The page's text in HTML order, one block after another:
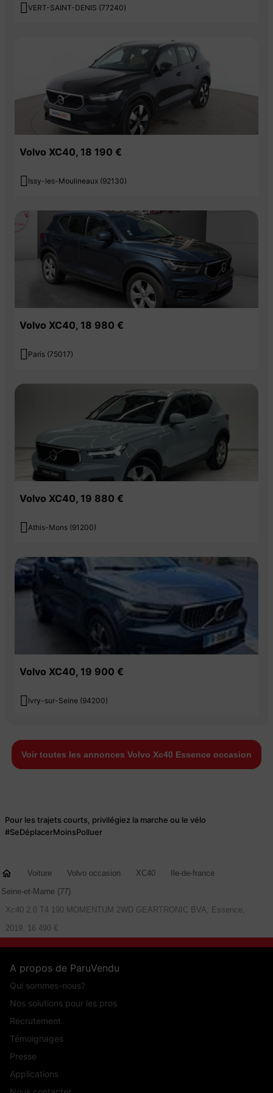
 VERT-SAINT-DENIS (77240)
Volvo XC40, 18 190 €
 Issy-les-Moulineaux (92130)
Volvo XC40, 18 980 €
 Paris (75017)
Volvo XC40, 19 880 €
 Athis-Mons (91200)
Volvo XC40, 19 900 €
 Ivry-sur-Seine (94200)
Voir toutes les annonces Volvo Xc40 Essence occasion
Pour les trajets courts, privilégiez la marche ou le vélo
#SeDéplacerMoinsPolluer
Voiture Volvo occasion XC40
Ile-de-france
Seine-et-Marne (77)
Xc40 2.0 T4 190 MOMENTUM 2WD GEARTRONIC BVA, Essence,
2019, 16 490 €
A propos de ParuVendu
Qui sommes-nous?
Nos solutions pour les pros
Recrutement
Témoignages
Presse
Applications